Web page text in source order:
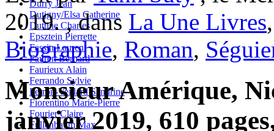
Durry Jean
Dutigny/Elsa Catherine
Duttine Charles
Epsztein Pierrette
Fassin Laurent
Fauren Bernard
Faurieux Alain
Ferrando Sylvie
Ferron-Veillard Sandrine
Fiorentino Marie-Pierre
Fourier Claire
Fullenbaum Max
2019. , dans La Une Livres
Biographie, Roman,
Monsieur Amérique,
janvier 2019, 610